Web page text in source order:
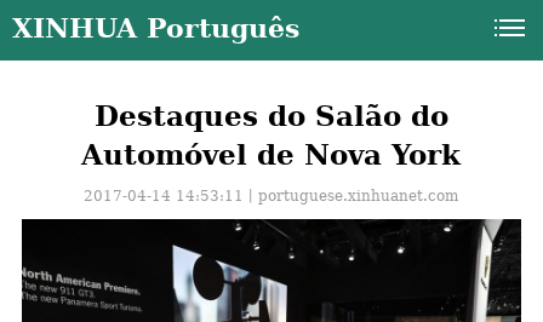
XINHUA Português
Destaques do Salão do
Automóvel de Nova York
2017-04-14 14:53:11丨portuguese.xinhuanet.com